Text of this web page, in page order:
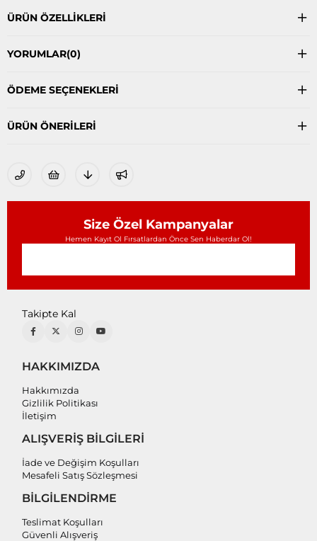
ÜRÜN ÖZELLIKLERI
YORUMLAR(0)
ÖDEME SEÇENEKLERI
ÜRÜN ÖNERILERI
Size Özel Kampanyalar
Hemen Kayıt Ol Fırsatlardan Önce Sen Haberdar Ol!
Takipte Kal
HAKKIMIZDA
Hakkımızda
Gizlilik Politikası
İletişim
ALIŞVERİŞ BİLGİLERİ
İade ve Değişim Koşulları
Mesafeli Satış Sözleşmesi
BİLGİLENDİRME
Teslimat Koşulları
Güvenli Alışveriş